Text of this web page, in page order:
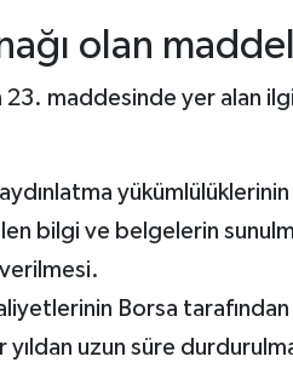
olan
maddesinde yer alan
bilgi ve belgelerin
Borsa
yıldan uzun süre